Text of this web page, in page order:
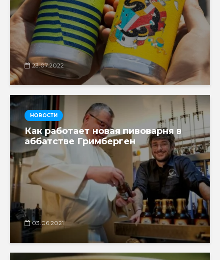
23.07.2022
НОВОСТИ
Как работает новая пивоварня в
аббатстве Гримберген
03.06.2021